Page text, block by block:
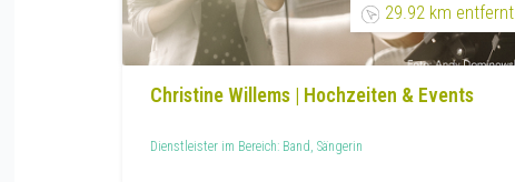
29.92 km entfernt
Christine Willems | Hochzeiten & Events
Dienstleister im Bereich: Band, Sängerin